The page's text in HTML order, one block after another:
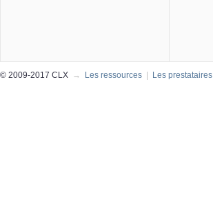
© 2009-2017 CLX → Les ressources | Les prestataires